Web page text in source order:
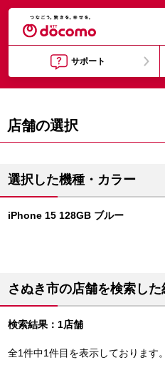
サポート
店舗の選択
選択した機種・カラー
iPhone 15 128GB ブルー
さぬき市の店舗を検索し
検索結果：1店舗
全1件中1件目を表示しております